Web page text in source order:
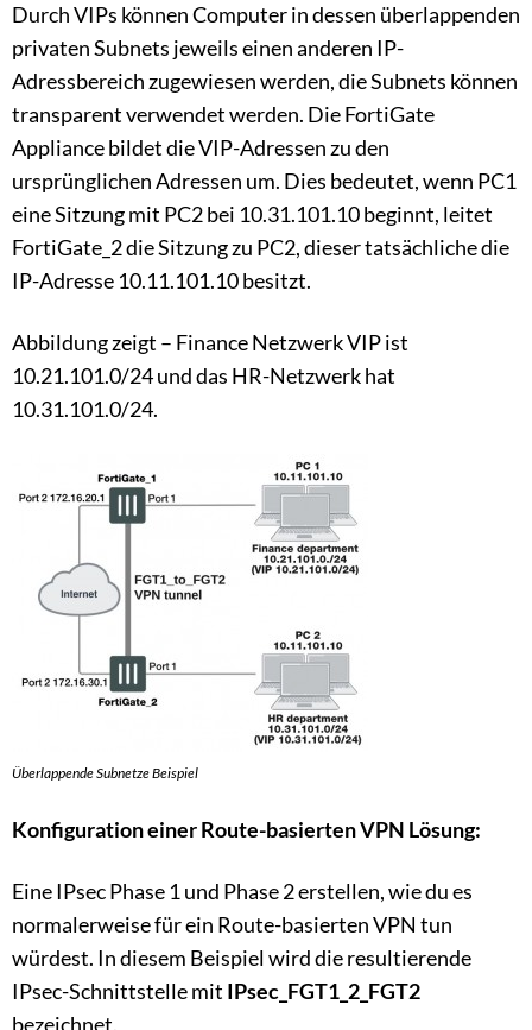
Durch VIPs können Computer in dessen überlappenden
privaten Subnets jeweils einen anderen IP-
Adressbereich zugewiesen werden, die Subnets können
transparent verwendet werden. Die FortiGate
Appliance bildet die VIP-Adressen zu den
ursprünglichen Adressen um. Dies bedeutet, wenn PC1
eine Sitzung mit PC2 bei 10.31.101.10 beginnt, leitet
FortiGate_2 die Sitzung zu PC2, dieser tatsächliche die
IP-Adresse 10.11.101.10 besitzt.
Abbildung zeigt – Finance Netzwerk VIP ist
10.21.101.0/24 und das HR-Netzwerk hat
10.31.101.0/24.
Überlappende Subnetze Beispiel
Konfiguration einer Route-basierten VPN Lösung:
Eine IPsec Phase 1 und Phase 2 erstellen, wie du es
normalerweise für ein Route-basierten VPN tun
würdest. In diesem Beispiel wird die resultierende
IPsec-Schnittstelle mit IPsec_FGT1_2_FGT2
bezeichnet.